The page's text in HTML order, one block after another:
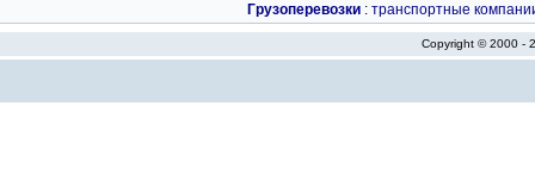
Грузоперевозки : транспортные
Copyright © 2000 -